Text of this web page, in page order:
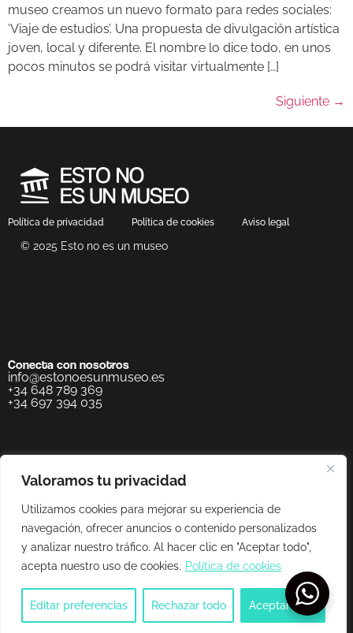
Valoramos tu privacidad
Utilizamos cookies para mejorar su experiencia de
navegación, ofrecer anuncios o contenido personalizados
y analizar nuestro tráfico. Al hacer clic en "Aceptar todo",
acepta nuestro uso de cookies. Política de cookies
Editar preferencias Rechazar todo Aceptar todo
museo creamos un nuevo formato para redes sociales:
‘Viaje de estudios’. Una propuesta de divulgación artística
joven, local y diferente. El nombre lo dice todo, en unos
pocos minutos se podrá visitar virtualmente […]
Siguiente →
Política de privacidad Política de cookies Aviso legal
© 2025 Esto no es un museo
Conecta con nosotros
info@estonoesunmuseo.es
+34 648 789 369
+34 697 394 035